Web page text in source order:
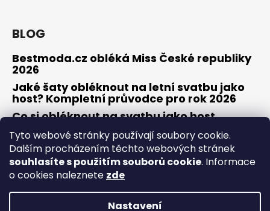
Tyto webové stránky používají soubory cookie.
Dalším procházením těchto webových stránek
souhlasíte s použitím souborů cookie. Informace
o cookies naleznete zde
Nastavení
BLOG
Bestmoda.cz obléká Miss České republiky
2026
Jaké šaty obléknout na letní svatbu jako
host? Kompletní průvodce pro rok 2026
Co si obléknout na svatbu jako host
Osobní konzultace / zkouška šatů
Obchodní podmínky
Odstoupení od smlouvy / reklamace